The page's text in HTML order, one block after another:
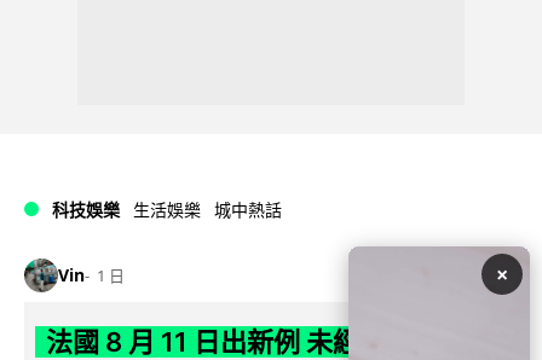
科技娛樂 生活娛樂 城中熱話
Vin 1 日
法國 8 月 11 日出新例 未經同意嚴禁
×